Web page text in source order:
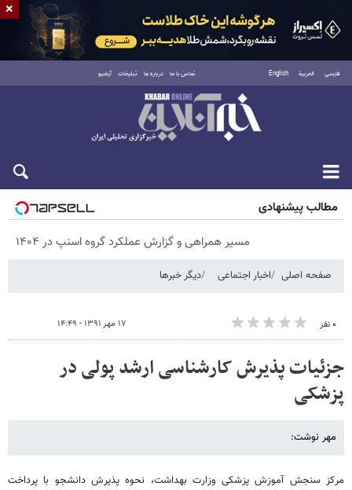
فارسی العربية English تماس با ما درباره ما تبلیغات آرشیو
شنبه ۱۷ مرداد ۱۴۰۵
مطالب پیشنهادی
مسیر همراهی و گزارش عملکرد گروه اسنپ در ۱۴۰۴
صفحه اصلی اخبار اجتماعی دیگر خبرها
۰ نفر ۱۷ مهر ۱۳۹۱ - ۱۴:۴۹
جزئیات پذیرش کارشناسی ارشد پولی در
پزشکی
مهر نوشت:
مرکز سنجش آموزش پزشکی وزارت بهداشت، نحوه پذیرش دانشجو با پرداخت
×